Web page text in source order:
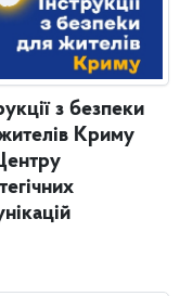
з безпеки
Криму